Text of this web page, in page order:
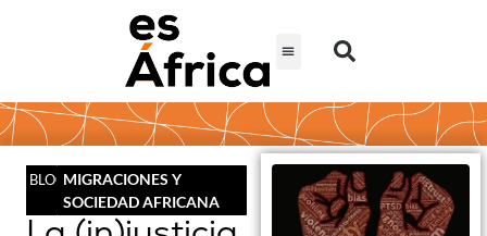
BLOGMIGRACIONES Y
SOCIEDAD AFRICANA